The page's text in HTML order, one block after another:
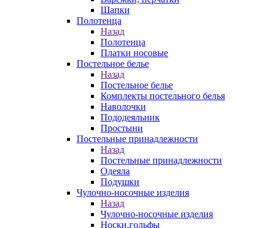
Шапки
Полотенца
Назад
Полотенца
Платки носовые
Постельное белье
Назад
Постельное белье
Комплекты постельного белья
Наволочки
Пододеяльник
Простыни
Постельные принадлежности
Назад
Постельные принадлежности
Одеяла
Подушки
Чулочно-носочные изделия
Назад
Чулочно-носочные изделия
Носки,гольфы